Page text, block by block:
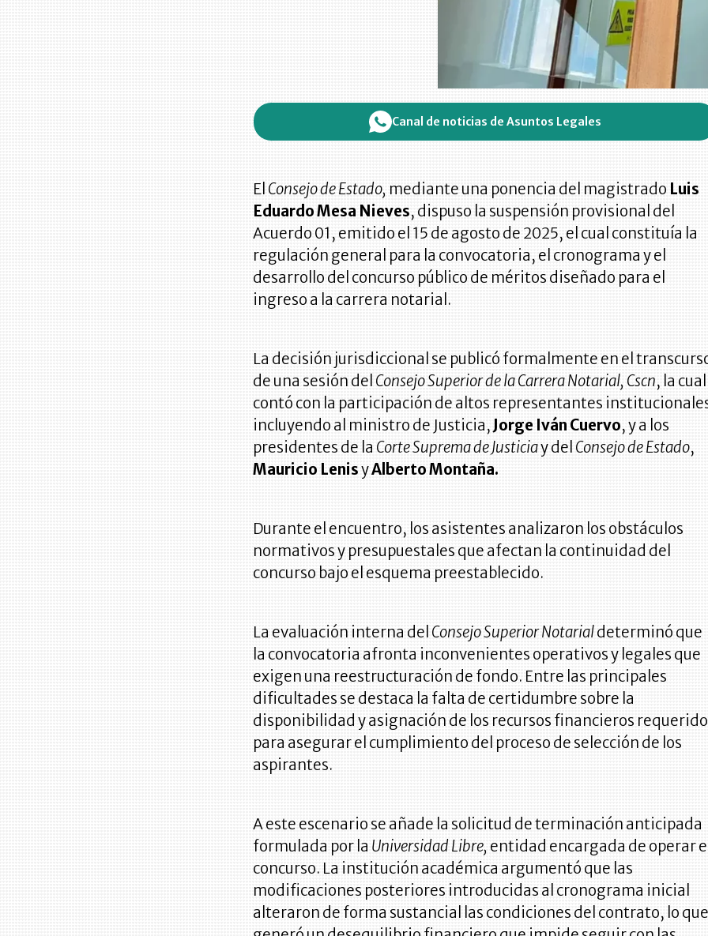
Canal de noticias de Asuntos Legales
El Consejo de Estado, mediante una ponencia del magistrado Luis
Eduardo Mesa Nieves, dispuso la suspensión provisional del
Acuerdo 01, emitido el 15 de agosto de 2025, el cual constituía la
regulación general para la convocatoria, el cronograma y el
desarrollo del concurso público de méritos diseñado para el
ingreso a la carrera notarial.
La decisión jurisdiccional se publicó formalmente en el
de una sesión del Consejo Superior de la Carrera Notarial, Cscn, la cual
contó con la participación de altos representantes
incluyendo al ministro de Justicia, Jorge Iván Cuervo, y a los
presidentes de la Corte Suprema de Justiciay del Consejo de Estado,
Mauricio LenisyAlberto Montaña.
Durante el encuentro, los asistentes analizaron los obstáculos
normativos y presupuestales que afectan la continuidad del
concurso bajo el esquema preestablecido.
La evaluación interna del Consejo Superior Notarialdeterminó que
la convocatoria afronta inconvenientes operativos y legales que
exigen una reestructuración de fondo. Entre las principales
dificultades se destaca la falta de certidumbre sobre la
disponibilidad y asignación de los recursos financieros
para asegurar el cumplimiento del proceso de selección de los
aspirantes.
A este escenario se añade la solicitud de terminación anticipada
formulada por la Universidad Libre, entidad encargada de operar el
concurso. La institución académica argumentó que las
modificaciones posteriores introducidas al cronograma inicial
alteraron de forma sustancial las condiciones del contrato, lo que